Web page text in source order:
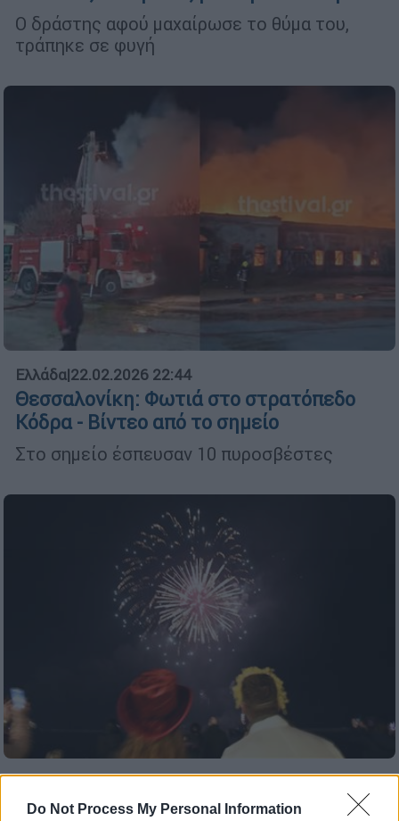
Do Not Process My Personal Information
Ο δράστης αφού μαχαίρωσε το θύμα του,
τράπηκε σε φυγή
Ελλάδα|22.02.2026 22:44
Θεσσαλονίκη: Φωτιά στο στρατόπεδο
Κόδρα - Βίντεο από το σημείο
Στο σημείο έσπευσαν 10 πυροσβέστες
Ελλάδα|22.02.2026 22:35
Το πατρινό καρναβάλι του 2026 έφτασε